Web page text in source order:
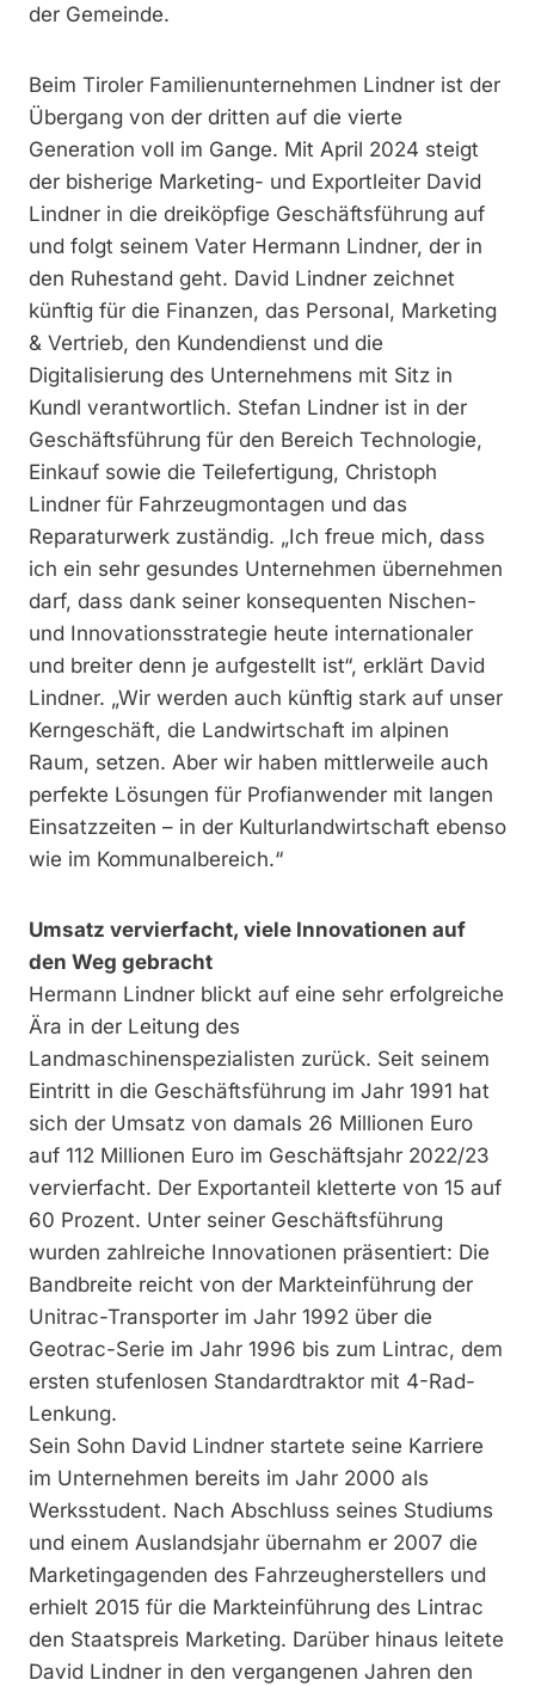
der Gemeinde.
Beim Tiroler Familienunternehmen Lindner ist der
Übergang von der dritten auf die vierte
Generation voll im Gange. Mit April 2024 steigt
der bisherige Marketing- und Exportleiter David
Lindner in die dreiköpfige Geschäftsführung auf
und folgt seinem Vater Hermann Lindner, der in
den Ruhestand geht. David Lindner zeichnet
künftig für die Finanzen, das Personal, Marketing
& Vertrieb, den Kundendienst und die
Digitalisierung des Unternehmens mit Sitz in
Kundl verantwortlich. Stefan Lindner ist in der
Geschäftsführung für den Bereich Technologie,
Einkauf sowie die Teilefertigung, Christoph
Lindner für Fahrzeugmontagen und das
Reparaturwerk zuständig. „Ich freue mich, dass
ich ein sehr gesundes Unternehmen übernehmen
darf, dass dank seiner konsequenten Nischen-
und Innovationsstrategie heute internationaler
und breiter denn je aufgestellt ist“, erklärt David
Lindner. „Wir werden auch künftig stark auf unser
Kerngeschäft, die Landwirtschaft im alpinen
Raum, setzen. Aber wir haben mittlerweile auch
perfekte Lösungen für Profianwender mit langen
Einsatzzeiten – in der Kulturlandwirtschaft ebenso
wie im Kommunalbereich.“
Umsatz vervierfacht, viele Innovationen auf
den Weg gebracht
Hermann Lindner blickt auf eine sehr erfolgreiche
Ära in der Leitung des
Landmaschinenspezialisten zurück. Seit seinem
Eintritt in die Geschäftsführung im Jahr 1991 hat
sich der Umsatz von damals 26 Millionen Euro
auf 112 Millionen Euro im Geschäftsjahr 2022/23
vervierfacht. Der Exportanteil kletterte von 15 auf
60 Prozent. Unter seiner Geschäftsführung
wurden zahlreiche Innovationen präsentiert: Die
Bandbreite reicht von der Markteinführung der
Unitrac-Transporter im Jahr 1992 über die
Geotrac-Serie im Jahr 1996 bis zum Lintrac, dem
ersten stufenlosen Standardtraktor mit 4-Rad-
Lenkung.
Sein Sohn David Lindner startete seine Karriere
im Unternehmen bereits im Jahr 2000 als
Werksstudent. Nach Abschluss seines Studiums
und einem Auslandsjahr übernahm er 2007 die
Marketingagenden des Fahrzeugherstellers und
erhielt 2015 für die Markteinführung des Lintrac
den Staatspreis Marketing. Darüber hinaus leitete
David Lindner in den vergangenen Jahren den